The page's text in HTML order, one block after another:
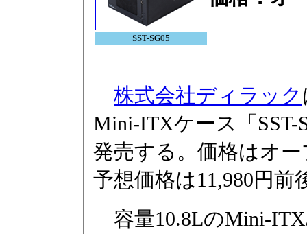
SST-SG05
株式会社ディラック
Mini-ITXケース「SST-
発売する。価格はオ
予想価格は11,980円前
容量10.8LのMini-